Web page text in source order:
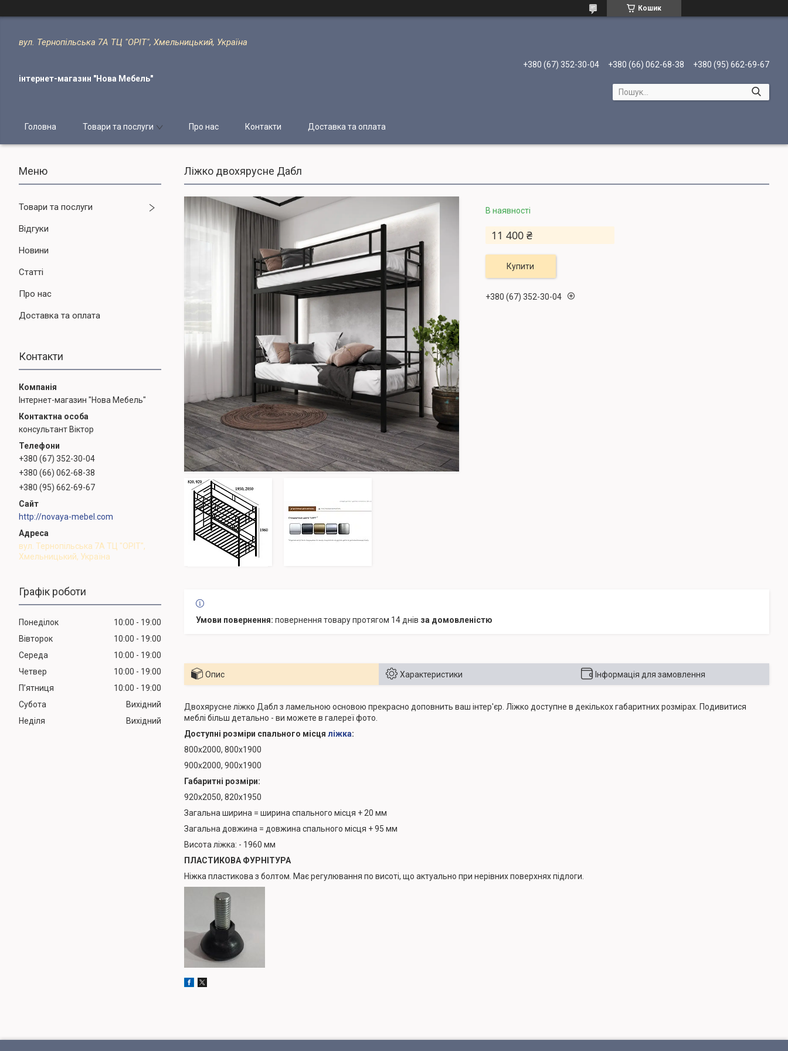
Кошик
вул. Тернопільська 7А ТЦ "ОРІТ", Хмельницький, Україна
інтернет-магазин "Нова Мебель"
+380 (67) 352-30-04 +380 (66) 062-68-38 +380 (95) 662-69-67
Головна Товари та послуги Про нас Контакти Доставка та оплата
Товари та послуги
Відгуки
Новини
Статті
Про нас
Доставка та оплата
Контакти
Інтернет-магазин "Нова Мебель"
консультант Віктор
+380 (67) 352-30-04
+380 (66) 062-68-38
+380 (95) 662-69-67
http://novaya-mebel.com
вул. Тернопільська 7А ТЦ "ОРІТ",
Хмельницький, Україна
Графік роботи
Понеділок 10:00
19:00
Вівторок
10:00
19:00
Середа
10:00
19:00
Четвер
10:00
19:00
Пʼятниця
10:00
19:00
Субота
Вихідний
Неділя
Вихідний
Ліжко двохярусне Дабл
В наявності
11 400 ₴
Купити
+380 (67) 352-30-04
повернення товару протягом 14 днів за домовленістю
Опис Характеристики Інформація для замовлення
Двохярусне ліжко Дабл з ламельною основою прекрасно доповнить ваш інтер'єр. Ліжко доступне в декількох габаритних розмірах. Подивитися
меблі більш детально - ви можете в галереї фото.
Доступні розміри спального місця ліжка:
800х2000, 800х1900
900х2000, 900х1900
Габаритні розміри:
920х2050, 820х1950
Загальна ширина = ширина спального місця + 20 мм
Загальна довжина = довжина спального місця + 95 мм
Висота ліжка: - 1960 мм
ПЛАСТИКОВА ФУРНІТУРА
Ніжка пластикова з болтом. Має регулювання по висоті, що актуально при нерівних поверхнях підлоги.